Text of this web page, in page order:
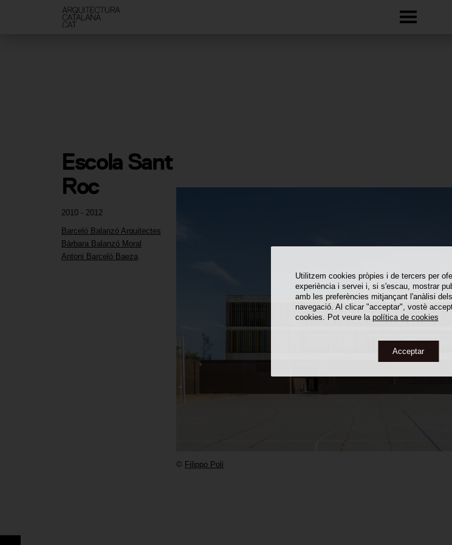
Utilitzem cookies pròpies i de tercers per
experiència i servei i, si s'escau, mostrar
amb les preferències mitjançant l'anàlisi
navegació. Al clicar "acceptar", vostè
cookies. Pot veure la política de cookies
Acceptar
2010 - 2012
Barceló Balanzó Arquitectes
Bàrbara Balanzó Moral
Antoni Barceló Baeza
Escola Sant
Roc
© Filippo Poli